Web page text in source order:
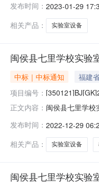
街道五四路128-
发布时间： 2023-01-29
相关产品：
实验室设备
闽侯县七里学校实验
中标｜中标通知 福建
项目编号：
正文内容： 闽侯县七里学
区鼓东街道五
发布时间： 2022-12-29
相关产品：
实验室设备
闽侯县七里学校实验